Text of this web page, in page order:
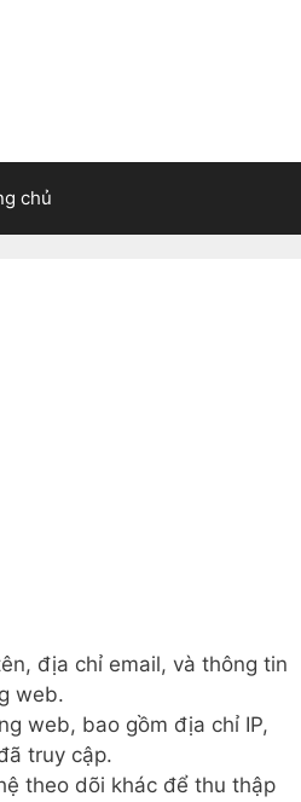
chủ
địa chỉ email, và thông tin
web.
web, bao gồm địa chỉ IP,
truy cập.
theo dõi khác để thu thập